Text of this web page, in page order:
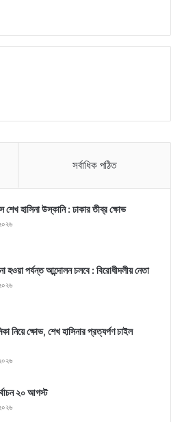
সর্বাধিক পঠিত
শেখ হাসিনা উস্কানি : ঢাকার তীব্র ক্ষোভ
হওয়া পর্যন্ত আন্দোলন চলবে : বিরোধীদলীয় নেতা
নিয়ে ক্ষোভ, শেখ হাসিনার প্রত্যর্পণ চাইল
২০ আগস্ট